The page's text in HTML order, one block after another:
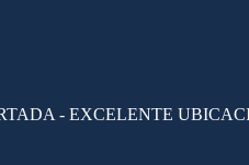
- EXCELENTE